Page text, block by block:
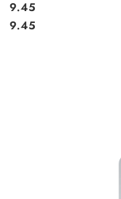
Cena:
9.45
Cena:
9.45